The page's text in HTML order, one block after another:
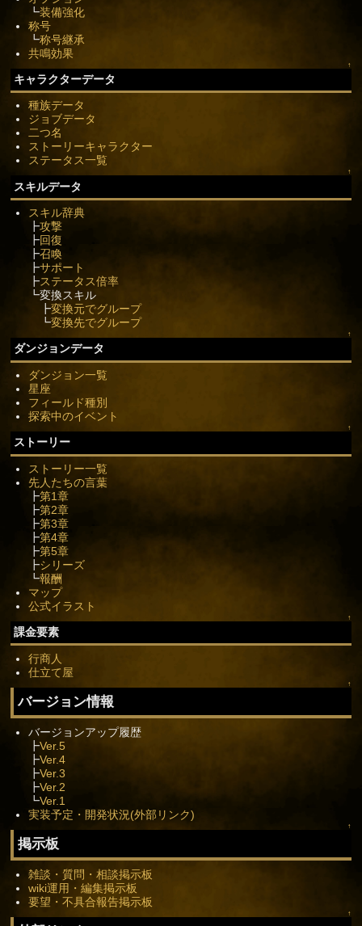
┗装備強化
称号
┗称号継承
共鳴効果
↑
キャラクターデータ
種族データ
ジョブデータ
二つ名
ストーリーキャラクター
ステータス一覧
↑
スキルデータ
スキル辞典
┣攻撃
┣回復
┣召喚
┣サポート
┣ステータス倍率
┗変換スキル
┣変換元でグループ
┗変換先でグループ
↑
ダンジョンデータ
ダンジョン一覧
星座
フィールド種別
探索中のイベント
↑
ストーリー
ストーリー一覧
先人たちの言葉
┣第1章
┣第2章
┣第3章
┣第4章
┣第5章
┣シリーズ
┗報酬
マップ
公式イラスト
↑
課金要素
行商人
仕立て屋
↑
バージョン情報
バージョンアップ履歴
┣Ver.5
┣Ver.4
┣Ver.3
┣Ver.2
┗Ver.1
実装予定・開発状況(外部リンク)
↑
掲示板
雑談・質問・相談掲示板
wiki運用・編集掲示板
要望・不具合報告掲示板
↑